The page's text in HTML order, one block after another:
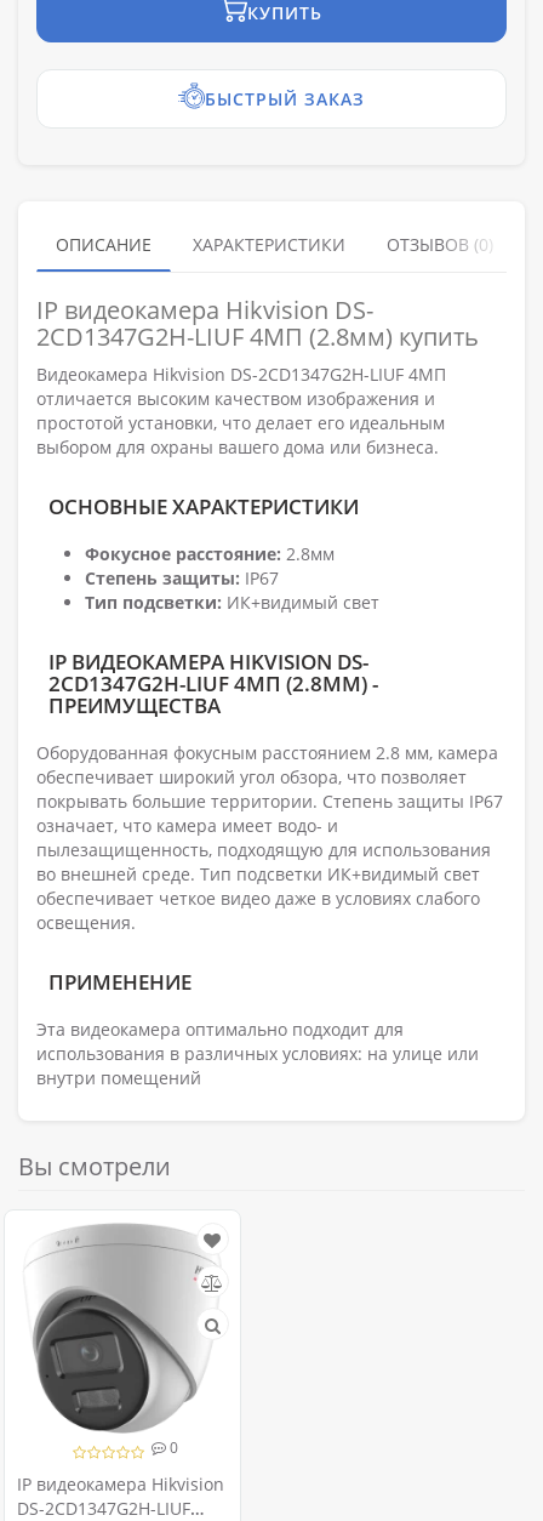
КУПИТЬ
БЫСТРЫЙ ЗАКАЗ
ОПИСАНИЕ ХАРАКТЕРИСТИКИ ОТЗЫВОВ (0)
IP видеокамера Hikvision DS-
2CD1347G2H-LIUF 4МП (2.8мм) купить
Видеокамера Hikvision DS-2CD1347G2H-LIUF 4МП
отличается высоким качеством изображения и
простотой установки, что делает его идеальным
выбором для охраны вашего дома или бизнеса.
ОСНОВНЫЕ ХАРАКТЕРИСТИКИ
Фокусное расстояние: 2.8мм
Степень защиты: IP67
Тип подсветки: ИК+видимый свет
IP ВИДЕОКАМЕРА HIKVISION DS-
2CD1347G2H-LIUF 4МП (2.8ММ) -
ПРЕИМУЩЕСТВА
Оборудованная фокусным расстоянием 2.8 мм, камера
обеспечивает широкий угол обзора, что позволяет
покрывать большие территории. Степень защиты IP67
означает, что камера имеет водо- и
пылезащищенность, подходящую для использования
во внешней среде. Тип подсветки ИК+видимый свет
обеспечивает четкое видео даже в условиях слабого
освещения.
ПРИМЕНЕНИЕ
Эта видеокамера оптимально подходит для
использования в различных условиях: на улице или
внутри помещений
Вы смотрели
0
IP видеокамера Hikvision
DS-2CD1347G2H-LIUF